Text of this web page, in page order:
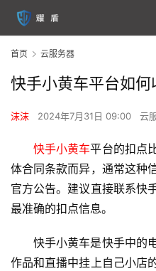
首页 云服务器
快手小黄车平台如何
沫沫 2024年7月31日 09:00 云
快手小黄车平台的扣点
体合同条款而异，通常这种
官方公告。建议直接联系快
最准确的扣点信息。
快手小黄车是快手中的
作品和直播中挂上自己小店